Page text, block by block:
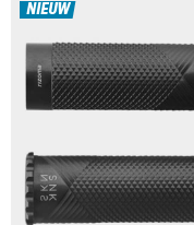
NIEUW